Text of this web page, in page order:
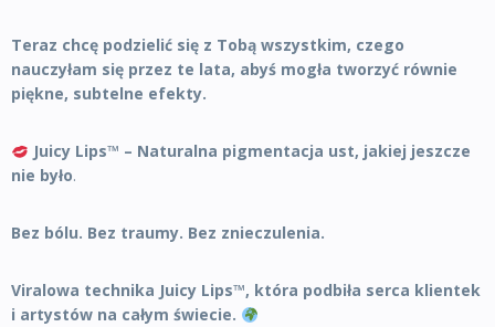
Teraz chcę podzielić się z Tobą wszystkim, czego
nauczyłam się przez te lata, abyś mogła tworzyć równie
piękne, subtelne efekty.
Juicy Lips™ – Naturalna pigmentacja ust, jakiej jeszcze
nie było.
Bez bólu. Bez traumy. Bez znieczulenia.
Viralowa technika Juicy Lips™, która podbiła serca klientek
i artystów na całym świecie.